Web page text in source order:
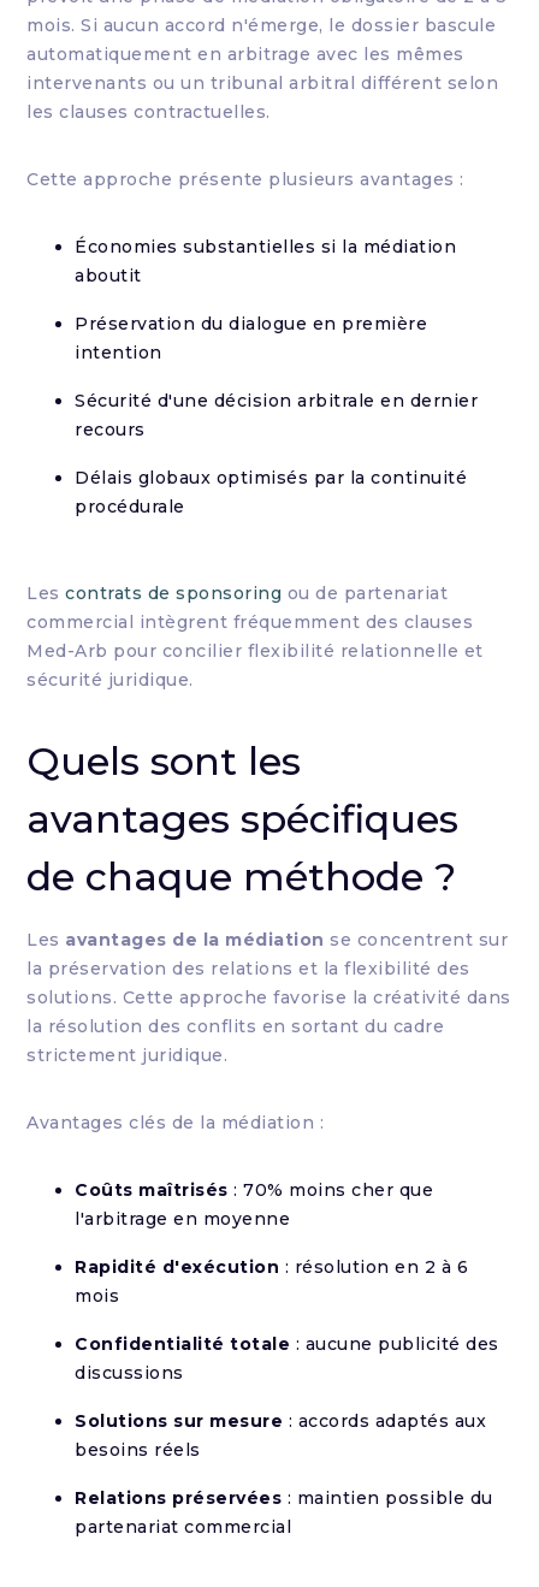
mois. Si aucun accord n'émerge, le dossier bascule
automatiquement en arbitrage avec les mêmes
intervenants ou un tribunal arbitral différent selon
les clauses contractuelles.
Cette approche présente plusieurs avantages :
Économies substantielles si la médiation
aboutit
Préservation du dialogue en première
intention
Sécurité d'une décision arbitrale en dernier
recours
Délais globaux optimisés par la continuité
procédurale
Lescontrats de sponsoring ou de partenariat
commercial intègrent fréquemment des clauses
Med-Arb pour concilier flexibilité relationnelle et
sécurité juridique.
Quels sont les
avantages spécifiques
de chaque méthode ?
Les avantages de la médiation se concentrent sur
la préservation des relations et la flexibilité des
solutions. Cette approche favorise la créativité dans
la résolution des conflits en sortant du cadre
strictement juridique.
Avantages clés de la médiation :
Coûts maîtrisés : 70% moins cher que
l'arbitrage en moyenne
Rapidité d'exécution : résolution en 2 à 6
mois
Confidentialité totale : aucune publicité des
discussions
Solutions sur mesure : accords adaptés aux
besoins réels
Relations préservées : maintien possible du
partenariat commercial